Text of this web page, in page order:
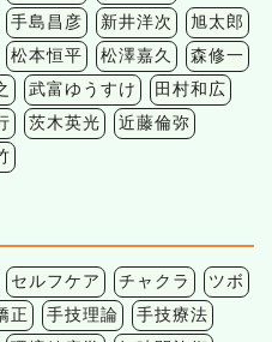
手島昌彦 新井洋次
旭太郎
松本恒平 松澤嘉久
森修一
武富ゆうすけ
田村和広
茨木英光
近藤倫弥
セルフケア チャクラ
ツボ
正 手技理論
手技療法